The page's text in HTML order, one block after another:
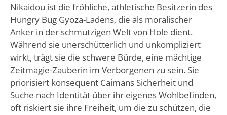
Nikaidou ist die fröhliche, athletische Besitzerin des
Hungry Bug Gyoza-Ladens, die als moralischer
Anker in der schmutzigen Welt von Hole dient.
Während sie unerschütterlich und unkompliziert
wirkt, trägt sie die schwere Bürde, eine mächtige
Zeitmagie-Zauberin im Verborgenen zu sein. Sie
priorisiert konsequent Caimans Sicherheit und
Suche nach Identität über ihr eigenes Wohlbefinden,
oft riskiert sie ihre Freiheit, um die zu schützen, die